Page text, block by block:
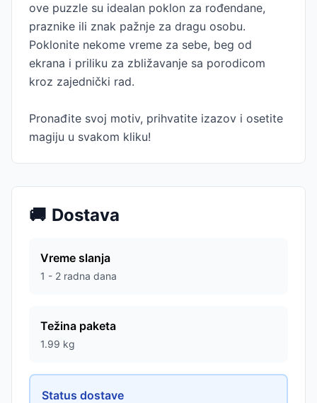
ove puzzle su idealan poklon za rođendane,
praznike ili znak pažnje za dragu osobu.
Poklonite nekome vreme za sebe, beg od
ekrana i priliku za zbližavanje sa porodicom
kroz zajednički rad.
Pronađite svoj motiv, prihvatite izazov i osetite
magiju u svakom kliku!
🚚 Dostava
Vreme slanja
1 - 2 radna dana
Težina paketa
1.99 kg
Status dostave